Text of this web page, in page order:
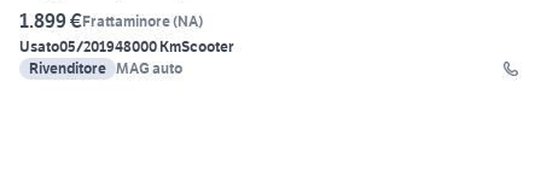
1.899 €Frattaminore(NA)
Usato05/201948000 KmScooter
Rivenditore MAG auto